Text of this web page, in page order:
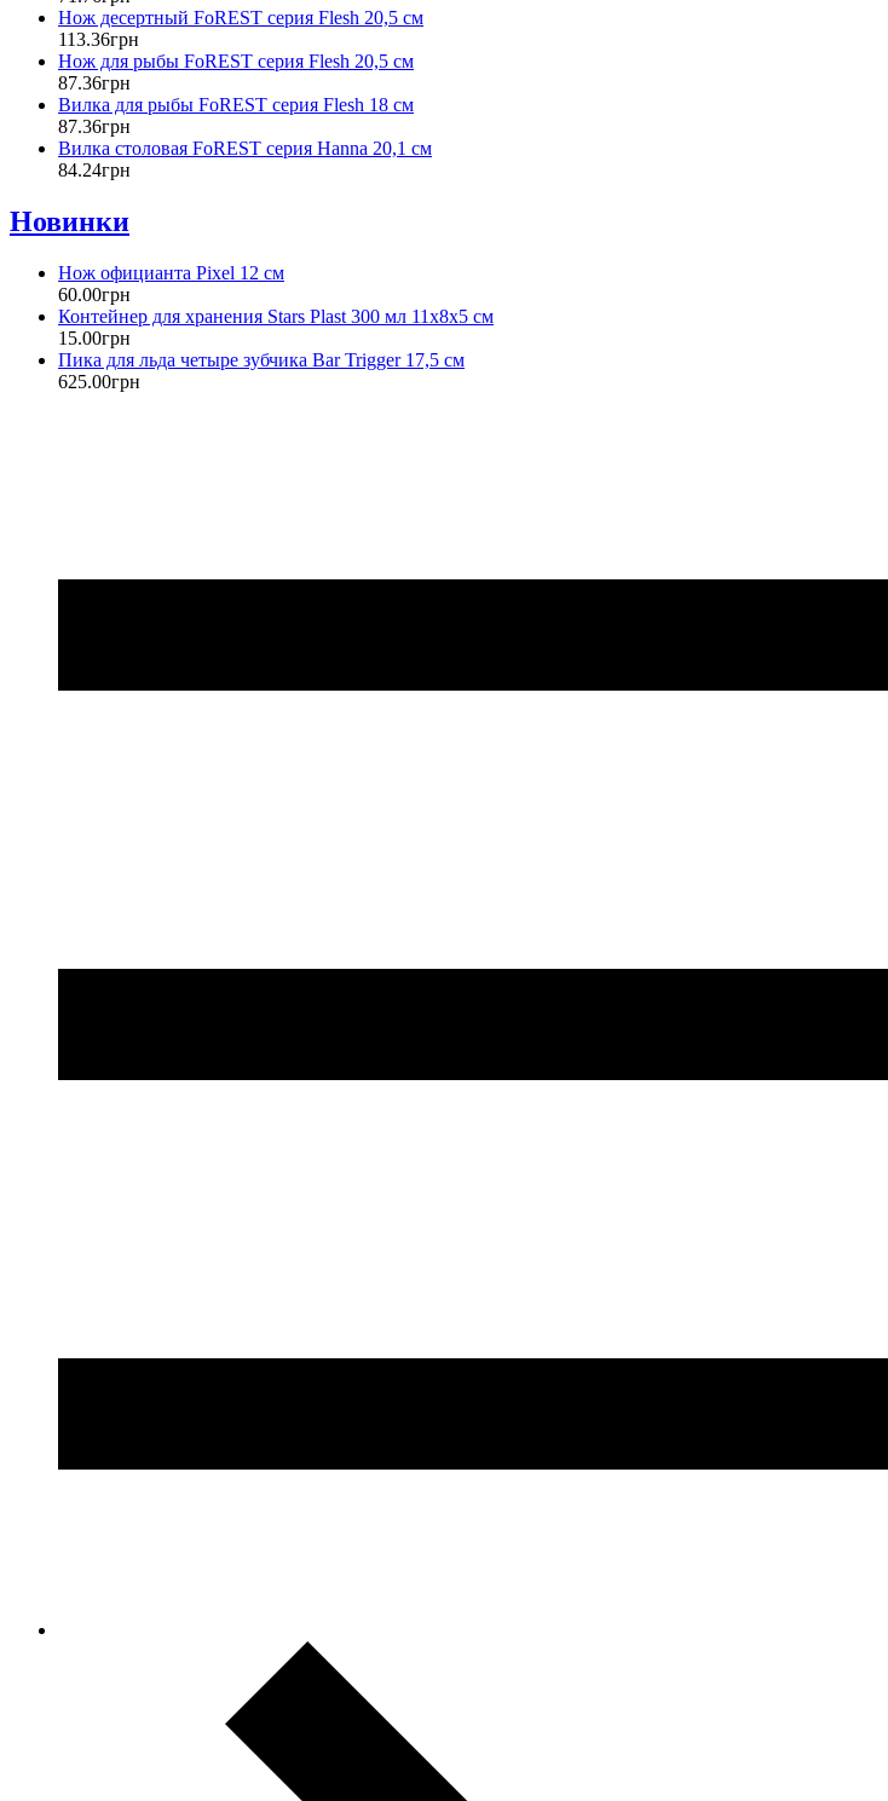
Нож десертный FoREST серия Flesh 20,5 см
113.36грн
Нож для рыбы FoREST серия Flesh 20,5 см
87.36грн
Вилка для рыбы FoREST серия Flesh 18 см
87.36грн
Вилка столовая FoREST серия Hanna 20,1 см
84.24грн
Новинки
Нож официанта Pixel 12 см
60.00грн
Контейнер для хранения Stars Plast 300 мл 11х8х5 см
15.00грн
Пика для льда четыре зубчика Bar Trigger 17,5 см
625.00грн